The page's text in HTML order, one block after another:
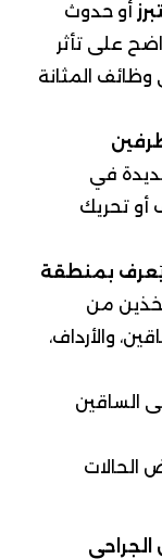
أو حدوث
على تأثر
المثانة
في
أو تحريك
يُعرف بمنطقة
من
والأرداف،
الساقين
الجراحي